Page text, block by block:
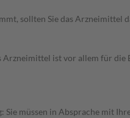
sollten Sie das Arzneimittel
ist vor allem für
müssen in Absprache mit